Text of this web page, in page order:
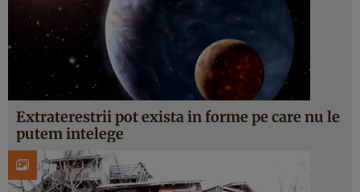
Extraterestrii pot exista in forme pe care nu le
putem intelege